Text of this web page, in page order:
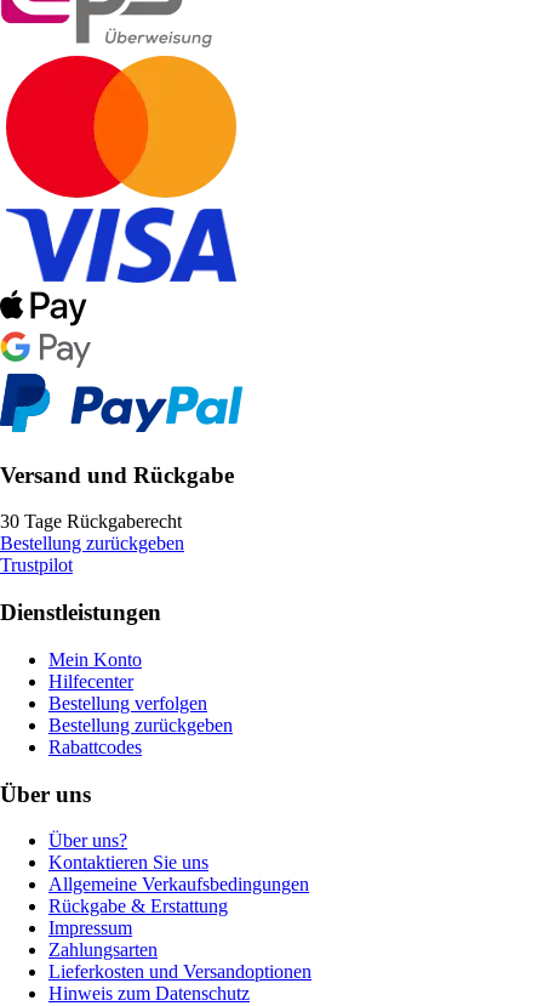
Versand und Rückgabe
30 Tage Rückgaberecht
Bestellung zurückgeben
Trustpilot
Dienstleistungen
Mein Konto
Hilfecenter
Bestellung verfolgen
Bestellung zurückgeben
Rabattcodes
Über uns
Über uns?
Kontaktieren Sie uns
Allgemeine Verkaufsbedingungen
Rückgabe & Erstattung
Impressum
Zahlungsarten
Lieferkosten und Versandoptionen
Hinweis zum Datenschutz